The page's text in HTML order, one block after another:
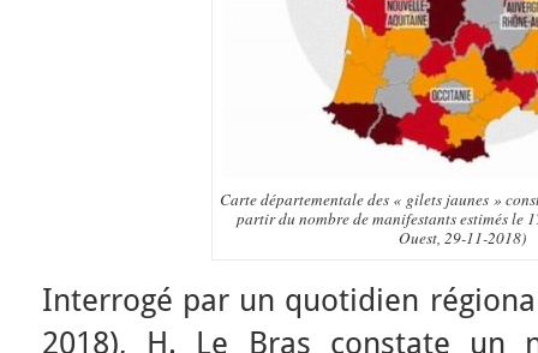
Carte départementale des « gilets jaunes »
partir du nombre de manifestants estimés le
Ouest, 29-11-2018)
Interrogé par un quotidien
2018), H. Le Bras constate